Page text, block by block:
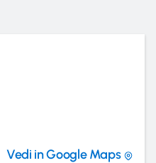
Vedi in Google Maps